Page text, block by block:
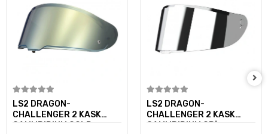
Sepete Ekle
LS2 DRAGON-
CHALLENGER 2 KASK
CAMI IRIDIUM GOLD
Sepete Ekle
LS2 DRAGON-
CHALLENGER 2 KASK
CAMI IRIDIUM GRİ